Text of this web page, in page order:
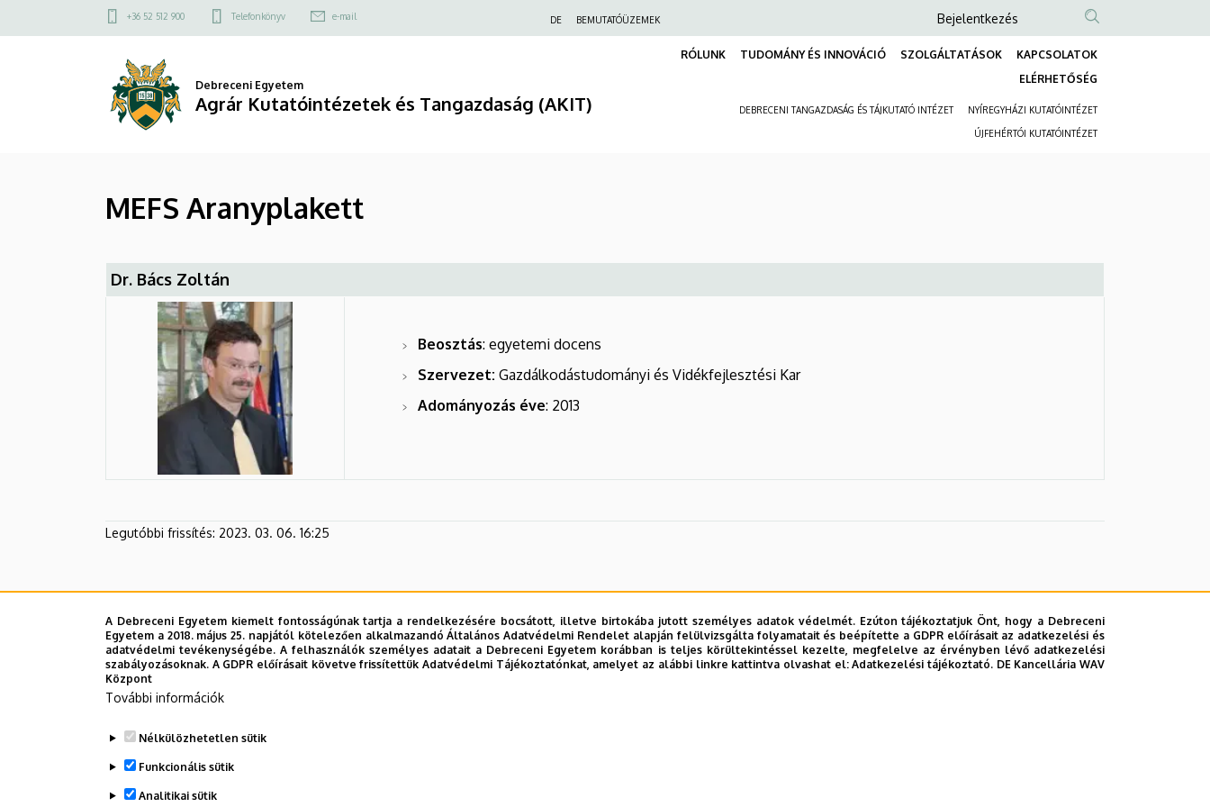
Aranyplakett
a
Felső
menü
+36 52 512 900 Telefonkönyv e-mail DE BEMUTATÓÜZEMEK
Anonim
Felhasználói
Bejelentkezés
Debreceni Egyetem
Agrár Kutatóintézetek és Tangazdaság (AKIT)
RÓLUNK TUDOMÁNY ÉS INNOVÁCIÓ SZOLGÁLTATÁSOK
KAPCSOLATOK
ELÉRHETŐSÉG
DEBRECENI TANGAZDASÁG ÉS TÁJKUTATÓ INTÉZET NYÍREGYHÁZI KUTATÓINTÉZET
ÚJFEHÉRTÓI KUTATÓINTÉZET
MEFS Aranyplakett
Dr. Bács Zoltán
Beosztás: egyetemi docens
Szervezet: Gazdálkodástudományi és Vidékfejlesztési Kar
Adományozás éve: 2013
Legutóbbi frissítés: 2023. 03. 06. 16:25
A Debreceni Egyetem kiemelt fontosságúnak tartja a rendelkezésére bocsátott, illetve birtokába jutott személyes adatok védelmét. Ezúton tájékoztatjuk Önt, hogy a Debreceni
Egyetem a 2018. május 25. napjától kötelezően alkalmazandó Általános Adatvédelmi Rendelet alapján felülvizsgálta folyamatait és beépítette a GDPR előírásait az adatkezelési és
adatvédelmi tevékenységébe. A felhasználók személyes adatait a Debreceni Egyetem korábban is teljes körültekintéssel kezelte, megfelelve az érvényben lévő adatkezelési
szabályozásoknak. A GDPR előírásait követve frissítettük Adatvédelmi Tájékoztatónkat, amelyet az alábbi linkre kattintva olvashat el:Adatkezelési tájékoztató. DE Kancellária WAV
Központ
További információk
Nélkülözhetetlen sütik
Funkcionális sütik
Analitikai sütik